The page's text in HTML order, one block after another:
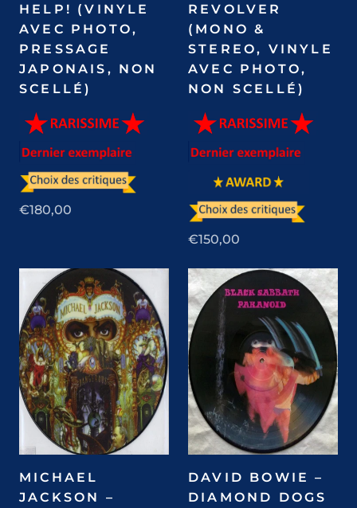
HELP! (VINYLE
AVEC PHOTO,
PRESSAGE
JAPONAIS, NON
SCELLÉ)
€180,00
REVOLVER
(MONO &
STEREO, VINYLE
AVEC PHOTO,
NON SCELLÉ)
€150,00
MICHAEL
JACKSON –
DAVID BOWIE –
DIAMOND DOGS